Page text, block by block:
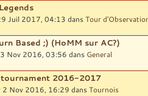
Juil 2017, 04:13 dansTour
Based ;) (HoMM sur AC?)
Nov 2016, 03:56 dans General
2016-2017
2 Nov 2016, 16:29 dansTournois